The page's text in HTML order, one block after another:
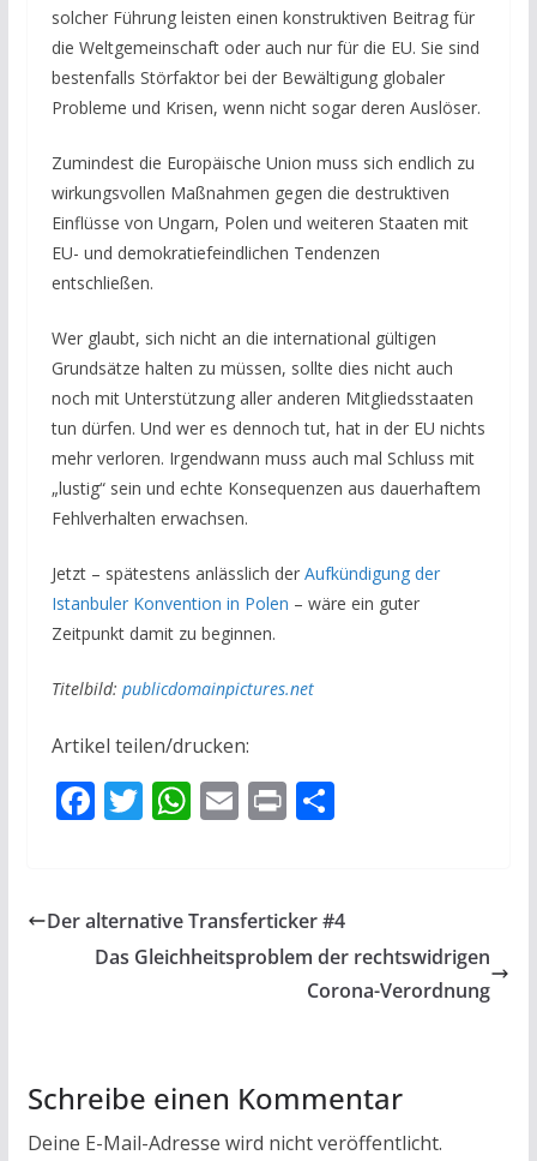
solcher Führung leisten einen konstruktiven Beitrag für
die Weltgemeinschaft oder auch nur für die EU. Sie sind
bestenfalls Störfaktor bei der Bewältigung globaler
Probleme und Krisen, wenn nicht sogar deren Auslöser.
Zumindest die Europäische Union muss sich endlich zu
wirkungsvollen Maßnahmen gegen die destruktiven
Einflüsse von Ungarn, Polen und weiteren Staaten mit
EU- und demokratiefeindlichen Tendenzen
entschließen.
Wer glaubt, sich nicht an die international gültigen
Grundsätze halten zu müssen, sollte dies nicht auch
noch mit Unterstützung aller anderen Mitgliedsstaaten
tun dürfen. Und wer es dennoch tut, hat in der EU nichts
mehr verloren. Irgendwann muss auch mal Schluss mit
„lustig“ sein und echte Konsequenzen aus dauerhaftem
Fehlverhalten erwachsen.
Jetzt – spätestens anlässlich der Aufkündigung der
Istanbuler Konvention in Polen – wäre ein guter
Zeitpunkt damit zu beginnen.
Titelbild: publicdomainpictures.net
Artikel teilen/drucken:
F
b
o
T
er
W
s
A
E
l
PrT
n
Der alternative Transferticker #4
Das Gleichheitsproblem der rechtswidrigen
Corona-Verordnung
Schreibe einen Kommentar
Deine E-Mail-Adresse wird nicht veröffentlicht.